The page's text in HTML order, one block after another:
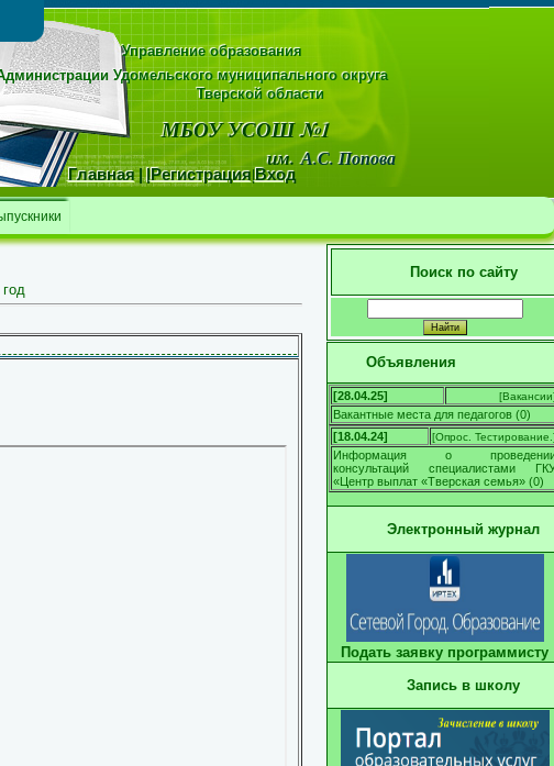
Главная||Регистрация|Вход
Управление образования
Удомельского муниципального округа
области
МБОУ УСОШ №1
А.С. Попова
Поиск по сайту
Объявления
[28.04.25] [Вакансии
Вакантные места для педагогов (0)
[18.04.24]
[Опрос. Тестирование.
Информация о
консультаций специалистами
«Центр выплат «Тверская семья» (0)
Электронный журнал
Подать заявку программисту
Запись в школу